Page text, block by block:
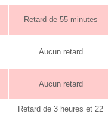
Retard de 55 minutes
Aucun retard
Aucun retard
Retard de 3 heures et 22